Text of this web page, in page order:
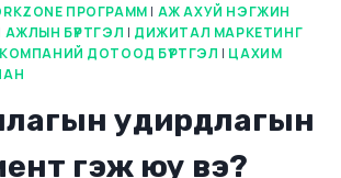
ПРОГРАММ | АЖ АХУЙ НЭГЖИН
АЖЛЫН БҮРТГЭЛ | ДИЖИТАЛ МАРКЕТИНГ
КОМПАНИЙ ДОТООД БҮРТГЭЛ | ЦАХИМ
удирдлагын
гэж юу вэ?